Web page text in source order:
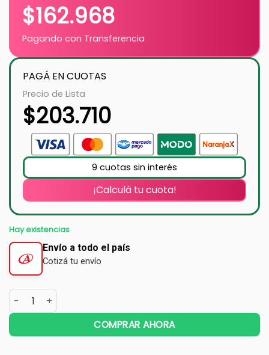
$162.968
Pagando con Transferencia
PAGÁ EN CUOTAS
Precio de Lista
$203.710
9 cuotas sin interés
¡Calculá tu cuota!
Hay existencias
Envío a todo el país
Cotizá tu envío
COMPRAR AHORA